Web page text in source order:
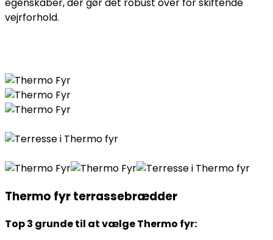
egenskaber, der gør det robust over for skiftende
vejrforhold.
Thermo fyr terrassebrædder
Top 3 grunde til at vælge Thermo fyr: